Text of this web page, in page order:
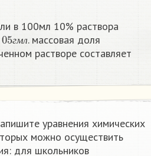
в 100мл 10% раствора
гмл
гмл
. массовая доля
растворе составляет
уравнения химических
можно осуществить
для школьников